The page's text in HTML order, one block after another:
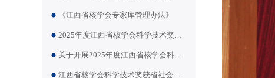
《江西省核学会专家库管理办法》
2025年度江西省核学会科学技术奖评审结果公示
关于开展2025年度江西省核学会科学技术奖评选活动的通知
江西省核学会科学技术奖获省社会科技奖备案